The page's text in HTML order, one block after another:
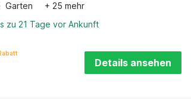
Garten
+ 25 mehr
zu 21 Tage vor Ankunft
Details ansehen